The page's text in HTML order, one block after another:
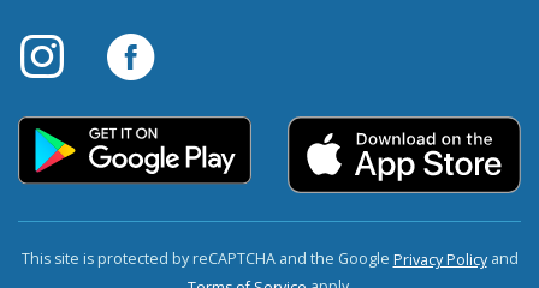
This site is protected by reCAPTCHA and the Google Privacy Policyand